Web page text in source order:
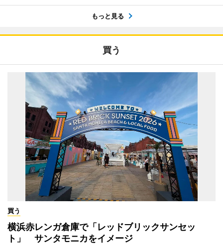
もっと見る
買う
買う
横浜赤レンガ倉庫で「レッドブリックサンセッ
ト」 サンタモニカをイメージ